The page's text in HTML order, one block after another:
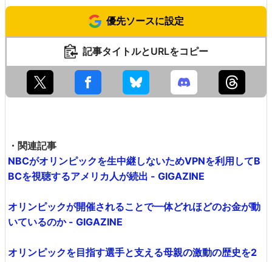
優先ソースに設定
記事タイトルとURLをコピー
・関連記事
NBCがオリンピックを生中継しないためVPNを利用してB
BCを視聴するアメリカ人が続出 - GIGAZINE
オリンピックが開催されることで一体どれほどのお金が動
いているのか - GIGAZINE
オリンピックを目指す選手と支える母親の激動の歴史を2